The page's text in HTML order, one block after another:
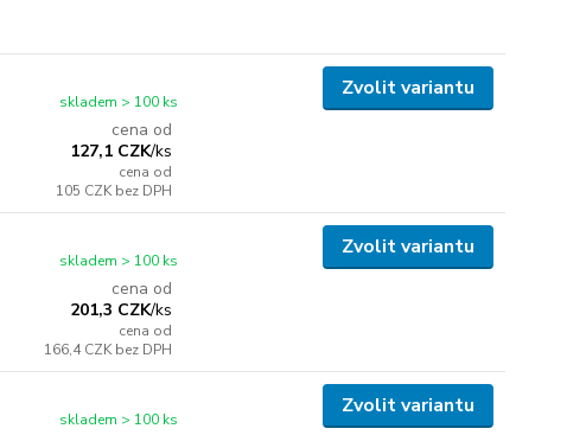
cena od
127,1 CZK/ks
cena od
105 CZKbez DPH
skladem > 100 ks
Zvolit variantu
cena od
201,3 CZK/ks
cena od
166,4 CZKbez DPH
skladem > 100 ks
Zvolit variantu
skladem > 100 ks
Zvolit variantu